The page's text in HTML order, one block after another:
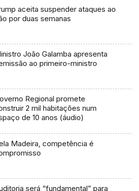
aceita suspender ataques ao
por duas semanas
João Galamba apresenta
ao primeiro-ministro
Regional promete
2 mil habitações num
de 10 anos (áudio)
Madeira, competência é
será “fundamental” para